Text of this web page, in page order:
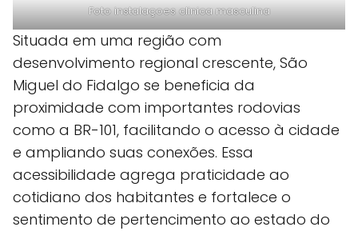
Foto instalaçoes clinica masculina
Situada em uma região com
desenvolvimento regional crescente, São
Miguel do Fidalgo se beneficia da
proximidade com importantes rodovias
como a BR-101, facilitando o acesso à cidade
e ampliando suas conexões. Essa
acessibilidade agrega praticidade ao
cotidiano dos habitantes e fortalece o
sentimento de pertencimento ao estado do